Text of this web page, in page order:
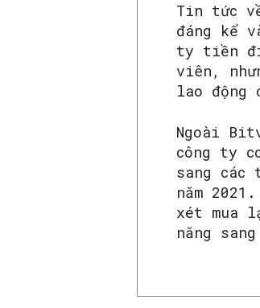
Tin tức
đáng kể
ty tiền
viên,
lao động
Ngoài
công ty
sang các
năm
xét mua
năng